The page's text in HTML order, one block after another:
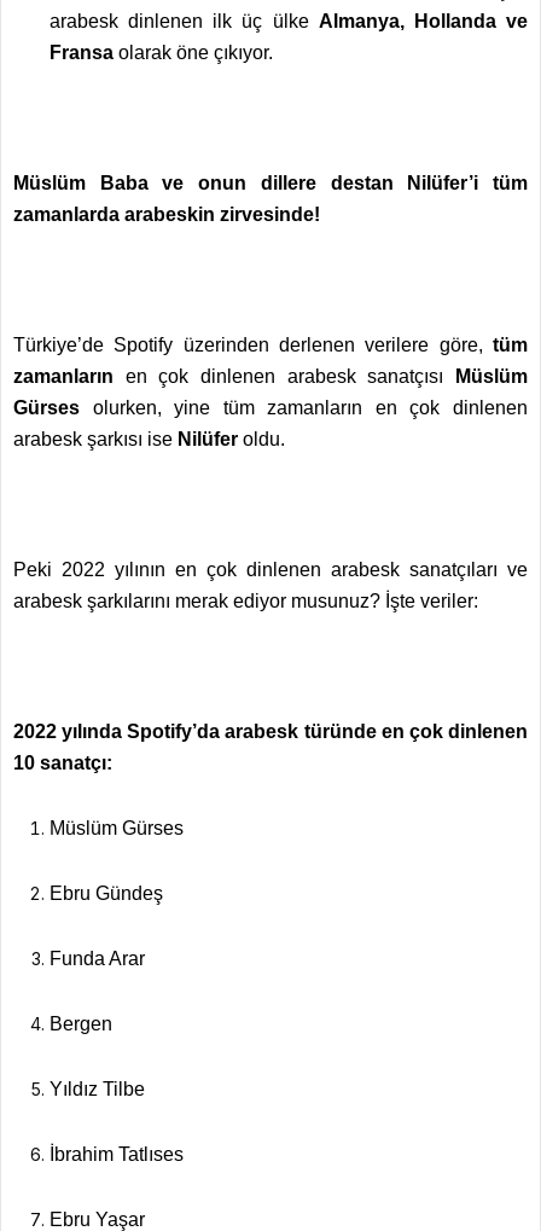
arabesk dinlenen ilk üç ülke Almanya, Hollanda ve
Fransa olarak öne çıkıyor.
Müslüm Baba ve onun dillere destan Nilüfer’i tüm
zamanlarda arabeskin zirvesinde!
Türkiye’de Spotify üzerinden derlenen verilere göre, tüm
zamanların en çok dinlenen arabesk sanatçısı
Müslüm
Gürses olurken, yine tüm zamanların en çok dinlenen
arabesk şarkısı ise Nilüfer oldu.
Peki 2022 yılının en çok dinlenen arabesk sanatçıları ve
arabesk şarkılarını merak ediyor musunuz? İşte veriler:
2022 yılında Spotify’da arabesk türünde en çok dinlenen
10 sanatçı:
Müslüm Gürses
Ebru Gündeş
Funda Arar
Bergen
Yıldız Tilbe
İbrahim Tatlıses
Ebru Yaşar